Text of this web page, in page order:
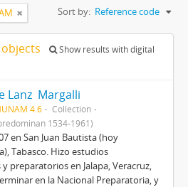
Sort by: Reference code
Show results with digital
Lanz Margalli
4.6
Collection
1534-1961)
en San Juan Bautista (hoy
Tabasco. Hizo estudios
preparatorios en Jalapa, Veracruz,
en la Nacional Preparatoria, y